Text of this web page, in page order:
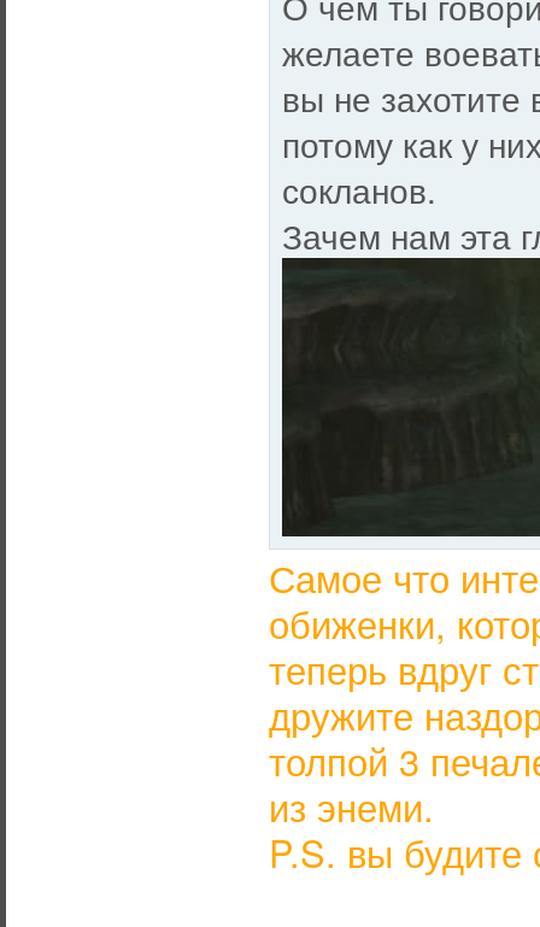
желаете
вы не
потому как у
сокланов.
Зачем нам эта
Самое что
обиженки,
теперь вдруг
дружите
толпой 3
из энеми.
P.S. вы